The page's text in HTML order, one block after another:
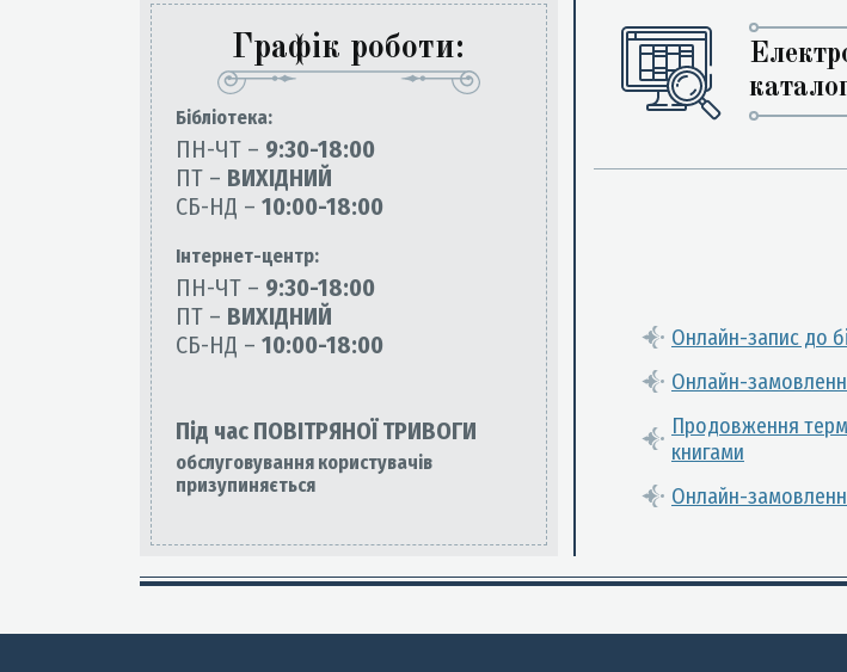
Графік роботи:
Бiблiотека:
ПН-ЧТ – 9:30-18:00
ПТ – ВИХІДНИЙ
СБ-НД – 10:00-18:00
Інтернет-центр:
ПН-ЧТ – 9:30-18:00
ПТ – ВИХІДНИЙ
СБ-НД – 10:00-18:00
Під час ПОВІТРЯНОЇ ТРИВОГИ
обслуговування користувачів
призупиняється
Онлайн-запис до
Онлайн-
Продовження
книгами
Онлайн-